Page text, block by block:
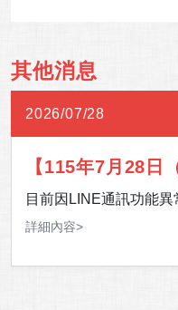
其他消息
2026/07/28
【115年7月28日
訊異常】
目前因LINE通訊功能
時無法提供服務。 影響
詳細內容>